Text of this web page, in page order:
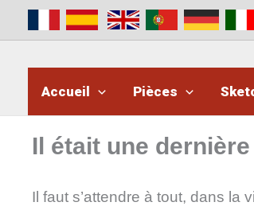
contenu
Accueil Pièces
Il était une
Il faut s’attendre à tout, dans la